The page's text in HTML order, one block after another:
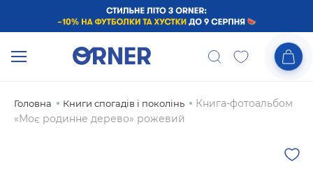
Головна Книги спогадів і поколінь
Книга-фотоальбом
«Моє родинне дерево» рожевий